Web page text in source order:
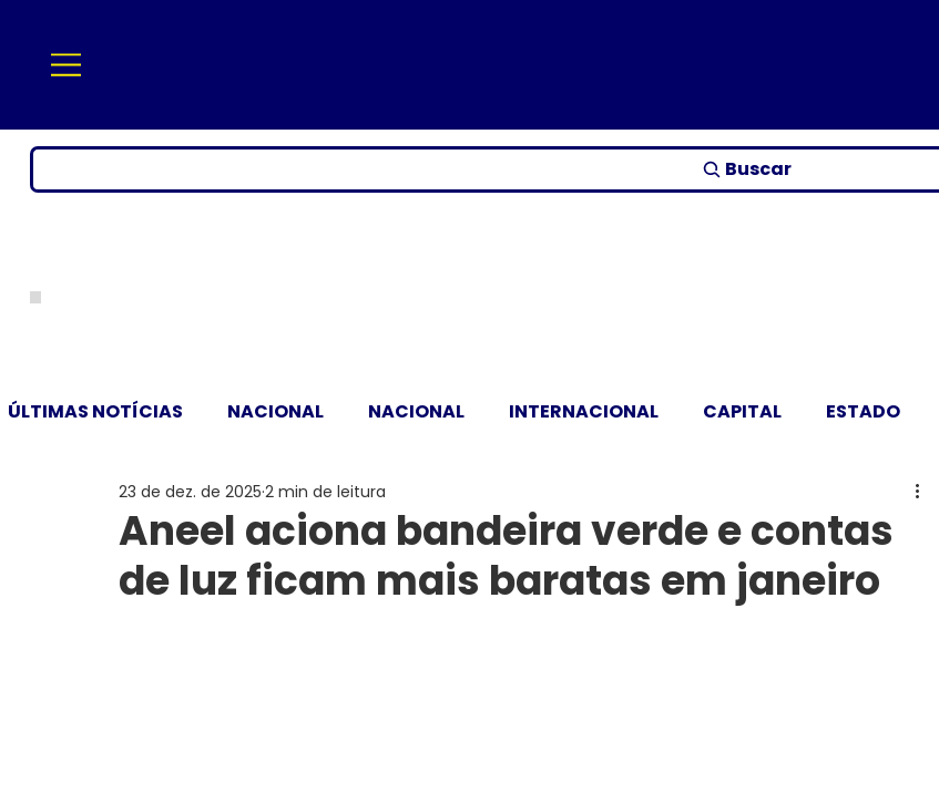
Buscar
ÚLTIMAS NOTÍCIAS NACIONAL NACIONAL INTERNACIONAL CAPITAL ESTADO
Aneel aciona bandeira verde e contas
de luz ficam mais baratas em janeiro
23 de dez. de 2025 2 min de leitura